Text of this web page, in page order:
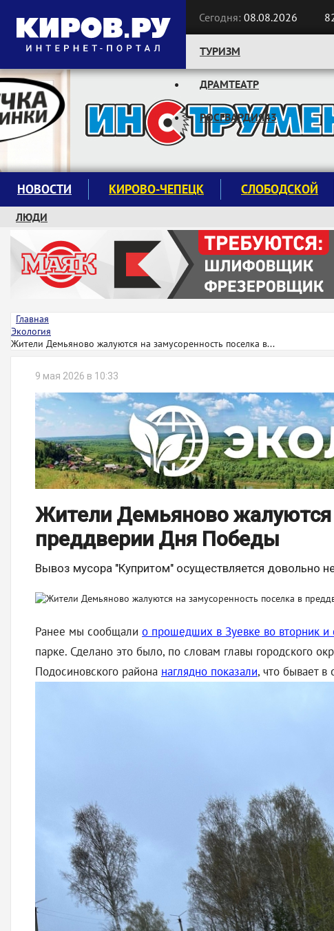
Сегодня: 08.08.2026
Следите за новостями:
ТУРИЗМ
ДРАМТЕАТР
РОСГВАРДИЯ43
НОВОСТИ КИРОВО-ЧЕПЕЦК СЛОБОДСКОЙ
ЛЮДИ
КРУЖКИ И СЕКЦИИ
ЗАВОДУ "МАЯК" 85 ЛЕТ
ЭКОЛОГИЯ
Главная
Экология
Жители Демьяново жалуются на замусоренность поселка в...
9 мая 2026 в 10:33
Жители Демьяново жалуются
преддверии Дня Победы
Вывоз мусора "Купритом" осуществляется довольно
Ранее мы сообщали о прошедших в Зуевке во вторник и
парке. Сделано это было, по словам главы городского
Подосиновского района наглядно показали, что бывает в